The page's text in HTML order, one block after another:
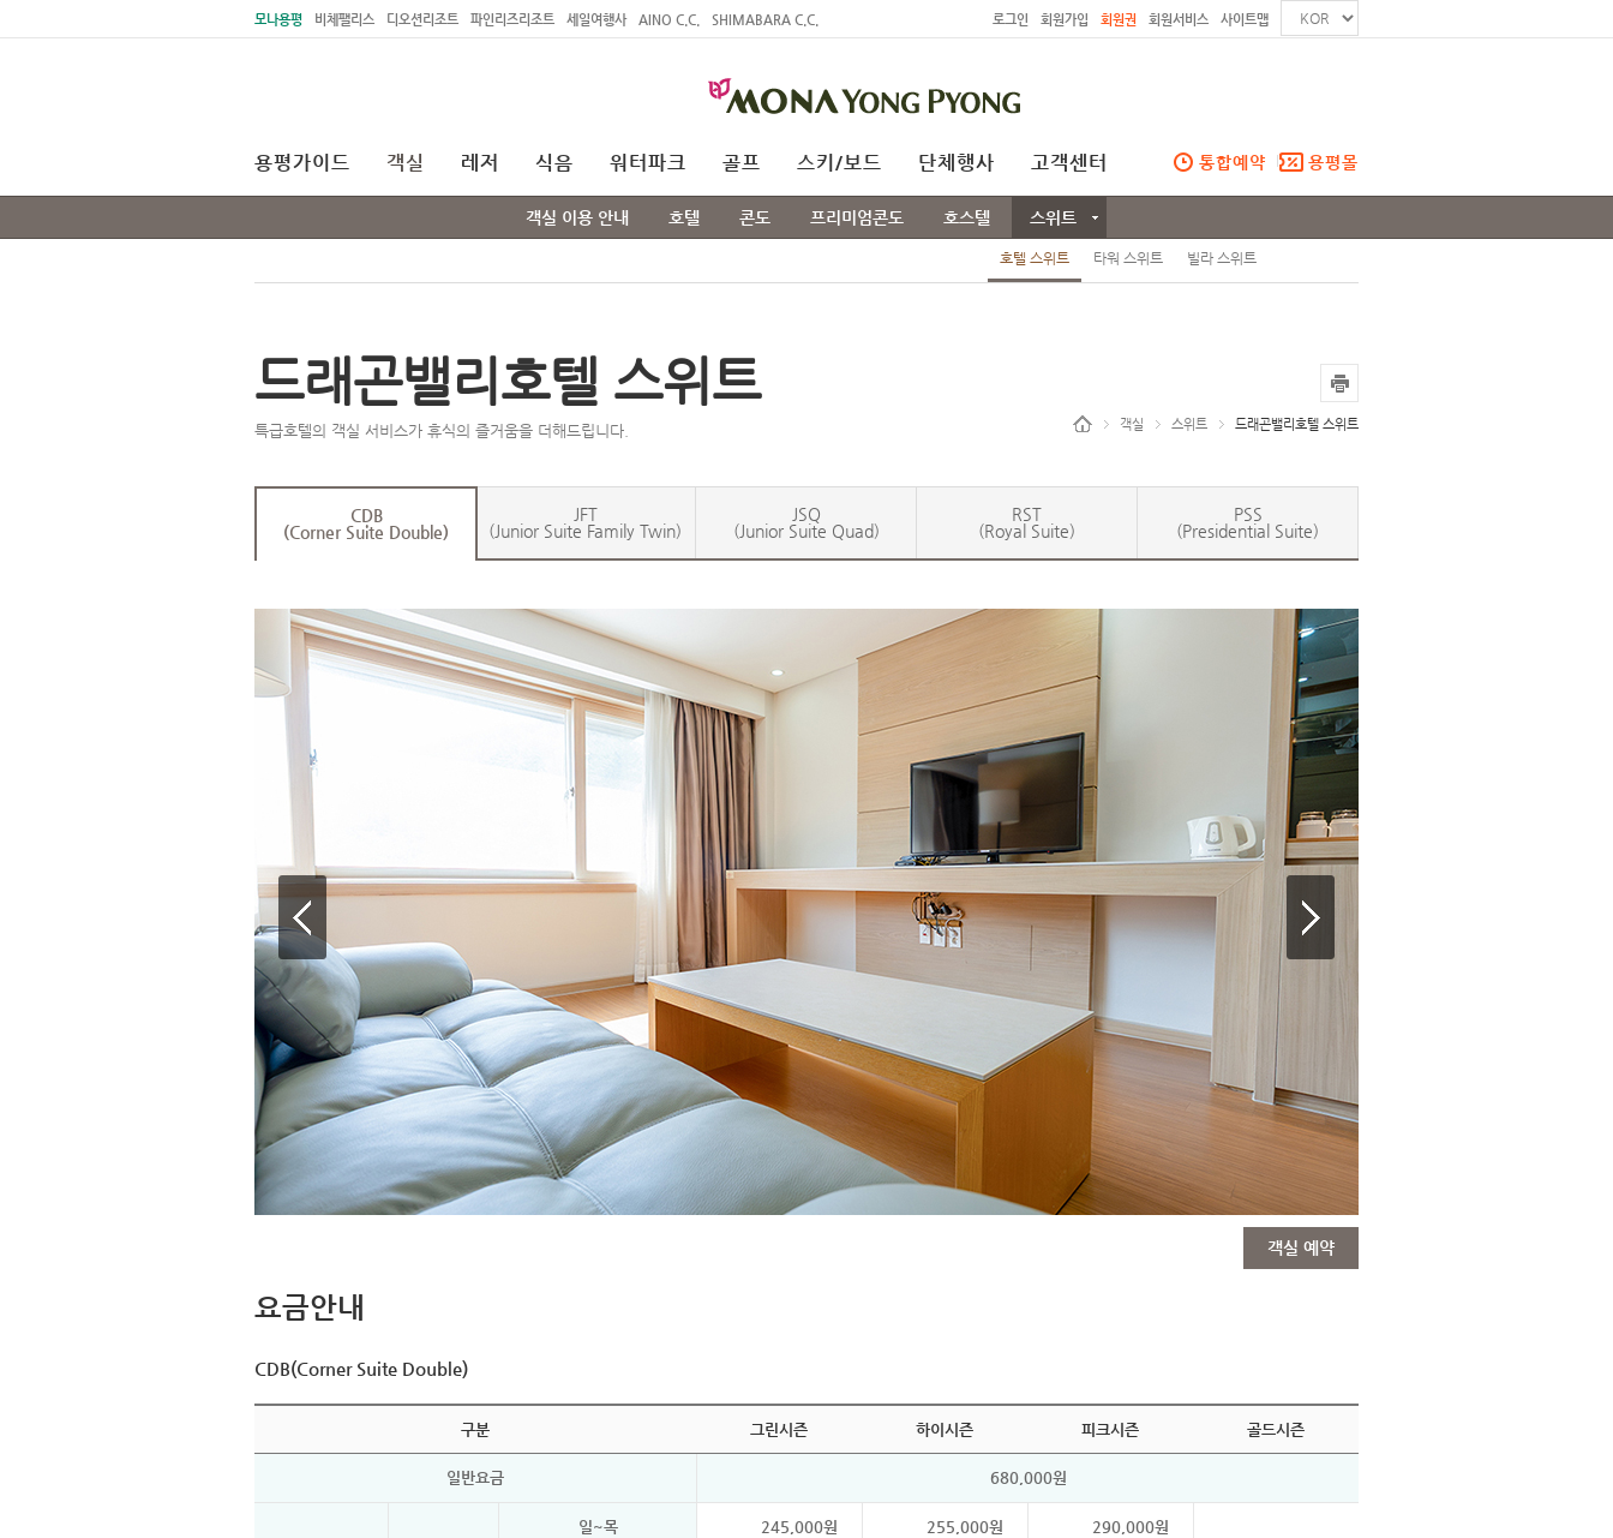
모나용평 비체팰리스 디오션리조트 파인리즈리조트 세일여행사 AINO C.C. SHIMABARA C.C. 로그인 회원가입 회원권 회원서비스 사이트맵
용평가이드 객실
객실 이용 안내 호텔 콘도 프리미엄콘도 호스텔 스위트
호텔 스위트 타워 스위트 빌라 스위트
레저 식음 워터파크 골프 스키/보드 단체행사 고객센터 통합예약 용평몰
드래곤밸리호텔 스위트
특급호텔의 객실 서비스가 휴식의 즐거움을 더해드립니다. 객실 스위트 드래곤밸리호텔 스위트
CDB
(Corner Suite Double)
JFT
(Junior Suite Family Twin)
JSQ
(Junior Suite Quad)
RST
(Royal Suite)
PSS
(Presidential Suite)
객실 예약
요금안내
CDB(Corner Suite Double)
구분 그린시즌 하이시즌 피크시즌 골드시즌
일반요금 680,000원
일~목 245,000원 255,000원 290,000원